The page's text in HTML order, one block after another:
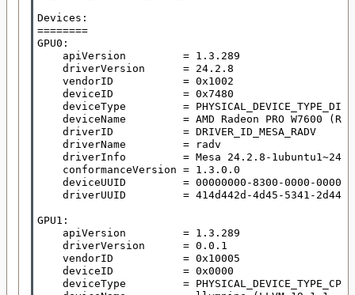
Devices:
========
GPU0:
    apiVersion         = 1.3.289
    driverVersion      = 24.2.8
    vendorID           = 0x1002
    deviceID           = 0x7480
deviceType         =
deviceName         = AMD Radeon PRO W7600
    driverID           = DRIVER_ID_MESA_RADV
    driverName         = radv
driverInfo         = Mesa 24.2.8-
    conformanceVersion = 1.3.0.0
deviceUUID         = 00000000-8300-0000-0000-
driverUUID         = 414d442d-4d45-5341-2d44-
GPU1:
    apiVersion         = 1.3.289
    driverVersion      = 0.0.1
    vendorID           = 0x10005
    deviceID           = 0x0000
    deviceType         = PHYSICAL_DEVICE_TYPE_CPU